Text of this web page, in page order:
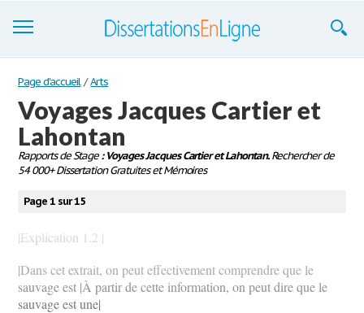
Dissertations
S'inscrire
Se connecter
Contactez-nous
Page d'accueil / Arts
Voyages Jacques Cartier et
Lahontan
Rapports de Stage: Voyages Jacques Cartier et Lahontan.Rechercher de
54 000+ Dissertation Gratuites et Mémoires
Page 1 sur 15
|Explication 1.2 |
|Dans cet extrait, on peut effectivement comprendre que le
sauvage est |À partir de cette information, on peut dire que le
sauvage est une|